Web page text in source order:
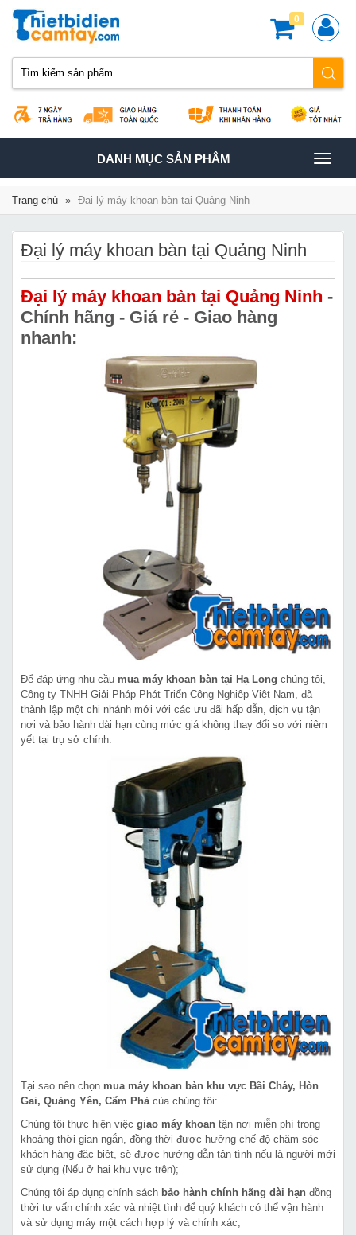
0
TOGGLE
NAVIGATION
DANH MỤC SẢN PHÂM
Trang chủ » Đại lý máy khoan bàn tại Quảng Ninh
Đại lý máy khoan bàn tại Quảng Ninh
Đại lý máy khoan bàn tại Quảng Ninh -
Chính hãng - Giá rẻ - Giao hàng
nhanh:
Để đáp ứng nhu cầu mua máy khoan bàn tại Hạ Long chúng tôi,
Công ty TNHH Giải Pháp Phát Triển Công Nghiệp Việt Nam, đã
thành lập một chi nhánh mới với các ưu đãi hấp dẫn, dịch vụ tận
nơi và bảo hành dài hạn cùng mức giá không thay đổi so với niêm
yết tại trụ sở chính.
Tại sao nên chọn mua máy khoan bàn khu vực Bãi Cháy, Hòn
Gai, Quảng Yên, Cẩm Phảcủa chúng tôi:
Chúng tôi thực hiện việc giao máy khoan tận nơi miễn phí trong
khoảng thời gian ngắn, đồng thời được hưởng chế độ chăm sóc
khách hàng đặc biệt, sẽ được hướng dẫn tận tình nếu là người mới
sử dụng (Nếu ở hai khu vực trên);
Chúng tôi áp dụng chính sách bảo hành chính hãng dài hạn đồng
thời tư vấn chính xác và nhiệt tình để quý khách có thể vận hành
và sử dụng máy một cách hợp lý và chính xác;